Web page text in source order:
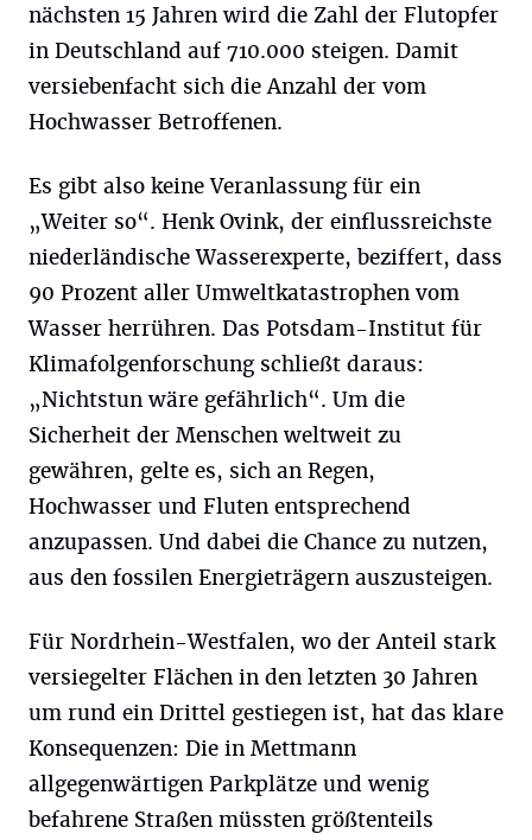
nächsten 15 Jahren wird die Zahl der Flutopfer
in Deutschland auf 710.000 steigen. Damit
versiebenfacht sich die Anzahl der vom
Hochwasser Betroffenen.
Es gibt also keine Veranlassung für ein
„Weiter so“. Henk Ovink, der einflussreichste
niederländische Wasserexperte, beziffert, dass
90 Prozent aller Umweltkatastrophen vom
Wasser herrühren. Das Potsdam-Institut für
Klimafolgenforschung schließt daraus:
„Nichtstun wäre gefährlich“. Um die
Sicherheit der Menschen weltweit zu
gewähren, gelte es, sich an Regen,
Hochwasser und Fluten entsprechend
anzupassen. Und dabei die Chance zu nutzen,
aus den fossilen Energieträgern auszusteigen.
Für Nordrhein-Westfalen, wo der Anteil stark
versiegelter Flächen in den letzten 30 Jahren
um rund ein Drittel gestiegen ist, hat das klare
Konsequenzen: Die in Mettmann
allgegenwärtigen Parkplätze und wenig
befahrene Straßen müssten größtenteils